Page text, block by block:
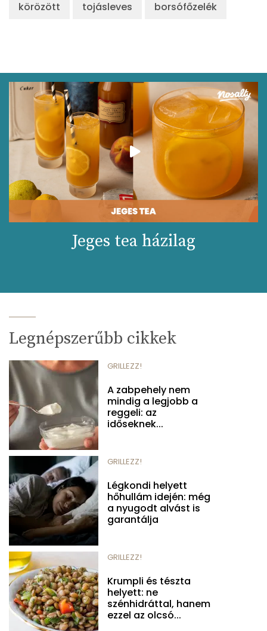
körözött tojásleves borsófőzelék
Jeges tea házilag
Legnépszerűbb cikkek
GRILLEZZ!
A zabpehely nem
mindig a legjobb a
reggeli: az
időseknek...
GRILLEZZ!
Légkondi helyett
hőhullám idején: még
a nyugodt alvást is
garantálja
GRILLEZZ!
Krumpli és tészta
helyett: ne
szénhidráttal, hanem
ezzel az olcsó...